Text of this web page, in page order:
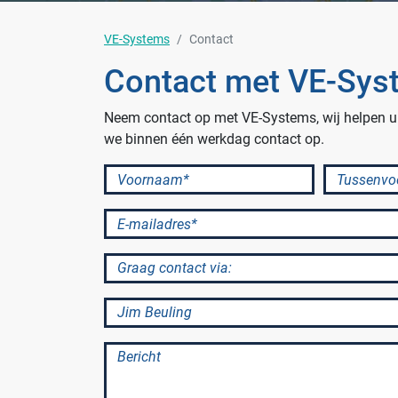
VE-Systems Contact
Contact met VE-
Neem contact op met VE-Systems, wij helpen
we binnen één werkdag contact op.
Voornaam*
E-mailadres*
Graag contact via:
Contact met:
Bericht
Branches
Ziekenhuizen en klinieken
Zorginstellingen
Laboratoria
Cleanrooms
Logistiek en opslag
Afvalinzamelaars
Farmaceutische industrie